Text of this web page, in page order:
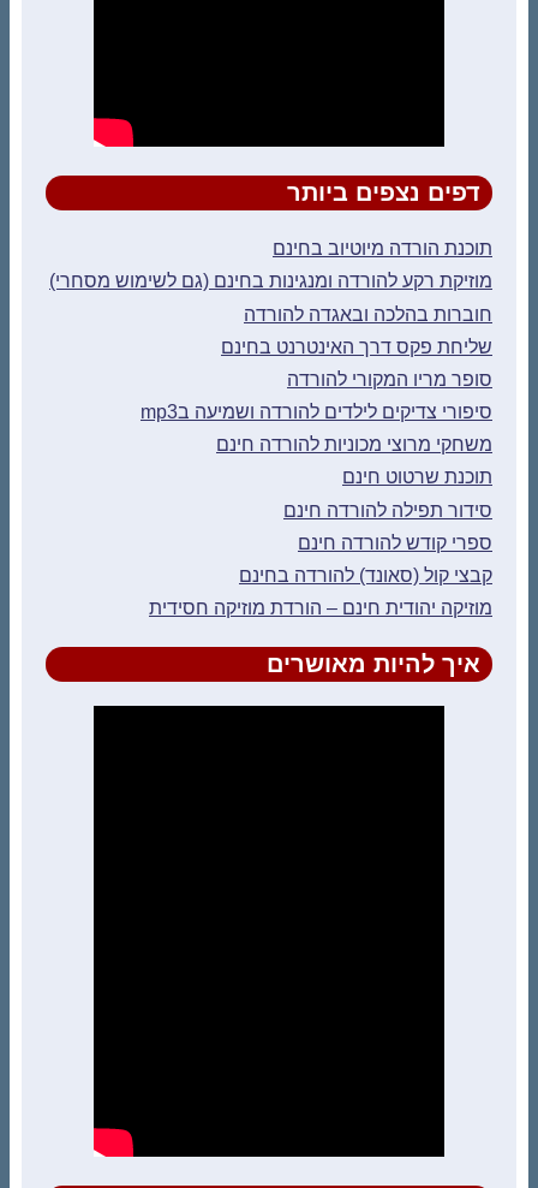
דפים נצפים ביותר
תוכנת הורדה מיוטיוב בחינם
מוזיקת רקע להורדה ומנגינות בחינם (גם לשימוש מסחרי)
חוברות בהלכה ובאגדה להורדה
שליחת פקס דרך האינטרנט בחינם
סופר מריו המקורי להורדה
סיפורי צדיקים לילדים להורדה ושמיעה בmp3
משחקי מרוצי מכוניות להורדה חינם
תוכנת שרטוט חינם
סידור תפילה להורדה חינם
ספרי קודש להורדה חינם
קבצי קול (סאונד) להורדה בחינם
מוזיקה יהודית חינם – הורדת מוזיקה חסידית
איך להיות מאושרים